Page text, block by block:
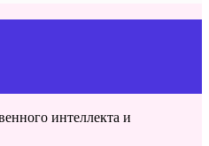
интеллекта и